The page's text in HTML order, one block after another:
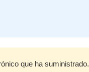
que ha suministrado.